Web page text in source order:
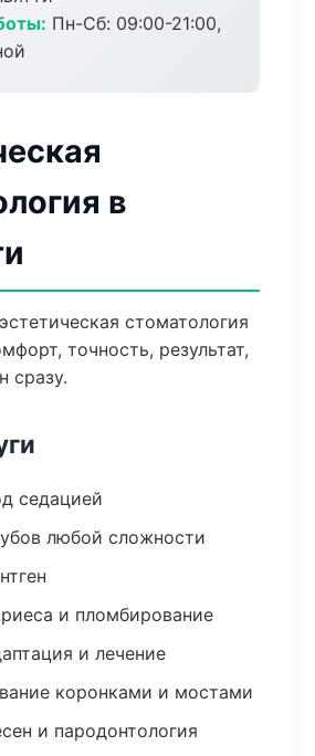
Пн-Сб: 09:00-21:00,
в
стоматология
точность, результат,
сразу.
седацией
любой сложности
и пломбирование
и лечение
коронками и мостами
и пародонтология